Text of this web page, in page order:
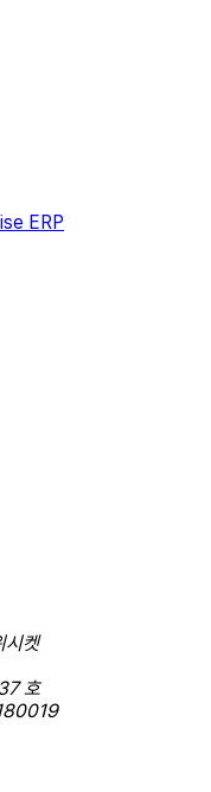
ERP
시켓
호